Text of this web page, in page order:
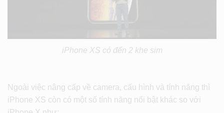
iPhone XS có đến 2 khe sim
Ngoài việc nâng cấp về camera, cấu hình và tính năng thì
iPhone XS còn có một số tính năng nổi bật khác so với